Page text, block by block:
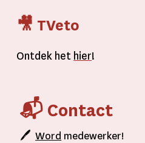
🎥 TVeto
Ontdek het hier!
📬 Contact
🖊Word medewerker!